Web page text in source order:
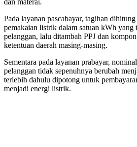
dan materai.
Pada layanan pascabayar, tagihan
pemakaian listrik dalam satuan kWh yang
pelanggan, lalu ditambah PPJ dan
ketentuan daerah masing-masing.
Sementara pada layanan prabayar,
pelanggan tidak sepenuhnya berubah
terlebih dahulu dipotong untuk
menjadi energi listrik.